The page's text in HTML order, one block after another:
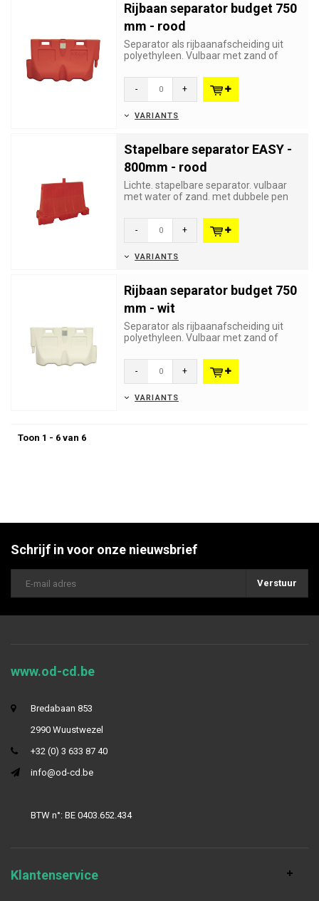
Rijbaan separator budget 750
mm - rood
Separator als rijbaanafscheiding uit
polyethyleen. Vulbaar met zand of
- +
VARIANTS
Stapelbare separator EASY -
800mm - rood
Lichte. stapelbare separator. vulbaar
met water of zand. met dubbele pen
- +
VARIANTS
Rijbaan separator budget 750
mm - wit
Separator als rijbaanafscheiding uit
polyethyleen. Vulbaar met zand of
- +
VARIANTS
Toon 1 - 6 van 6
Schrijf in voor onze nieuwsbrief
Verstuur
www.od-cd.be
Bredabaan 853
2990 Wuustwezel
+32 (0) 3 633 87 40
info@od-cd.be
BTW n°: BE 0403.652.434
Klantenservice